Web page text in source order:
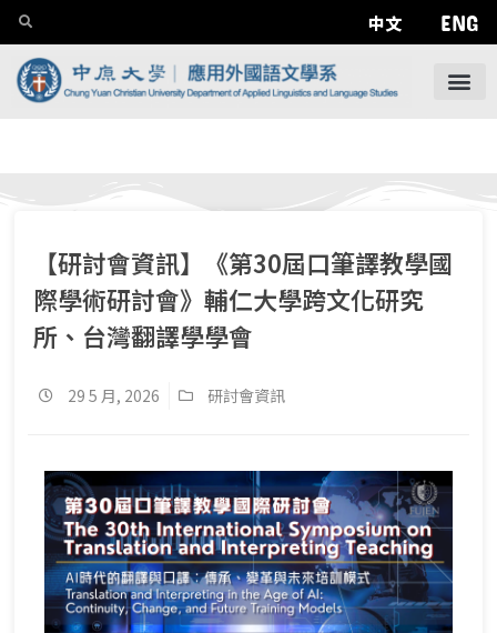
中文 ENG
【研討會資訊】《第30屆口筆譯教學國
際學術研討會》輔仁大學跨文化研究
所、台灣翻譯學學會
29 5 月, 2026 研討會資訊